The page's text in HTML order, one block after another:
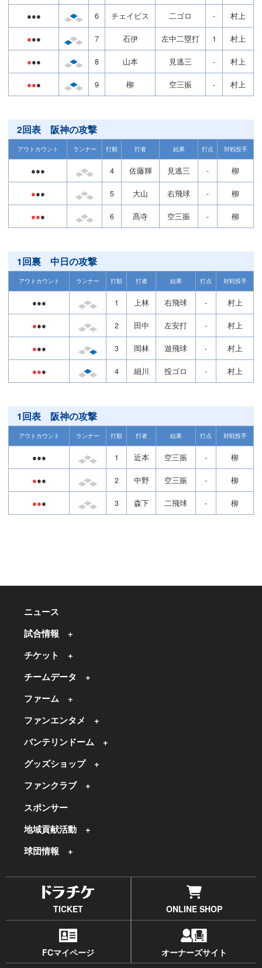
●●● 6 チェイビス 二ゴロ - 村上
●●● 7 石伊 左中二塁打 1 村上
●●● 8 山本 見逃三 - 村上
●●● 9 柳 空三振 - 村上
2回表 阪神の攻撃
アウトカウント ランナー 打順 打者 結果 打点 対戦投手
●●● 4 佐藤輝 見逃三 - 柳
●●● 5 大山 右飛球 - 柳
●●● 6 髙寺 空三振 - 柳
1回裏 中日の攻撃
アウトカウント ランナー 打順 打者 結果 打点 対戦投手
●●● 1 上林 右飛球 - 村上
●●● 2 田中 左安打 - 村上
●●● 3 岡林 遊飛球 - 村上
●●● 4 細川 投ゴロ - 村上
1回表 阪神の攻撃
アウトカウント ランナー 打順 打者 結果 打点 対戦投手
●●● 1 近本 空三振 - 柳
●●● 2 中野 空三振 - 柳
●●● 3 森下 二飛球 - 柳
ニュース
試合情報
チケット
チームデータ
ファーム
ファンエンタメ
バンテリンドーム
グッズショップ
ファンクラブ
スポンサー
地域貢献活動
球団情報
TICKET ONLINE SHOP
FCマイページ オーナーズサイト